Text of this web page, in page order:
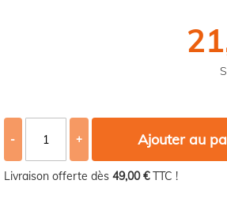
- + Ajouter au
Livraison offerte dès 49,00 €TTC !